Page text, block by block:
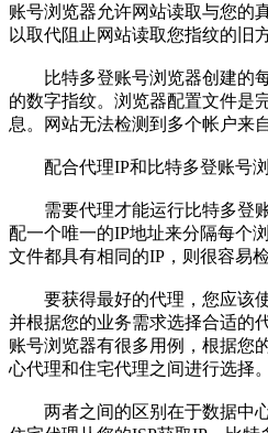
账号浏览器允许网站读取与您的
以取代阻止网站读取您指纹的旧
比特多登账号浏览器创建的每
的数字指纹。浏览器配置文件是
息。网站无法检测到多个帐户来
配合代理IP和比特多登账号浏
需要代理才能运行比特多登账
配一个唯一的IP地址来分隔每个
文件都具有相同的IP，则很容易
要获得最好的代理，您应该使
并根据您的业务需求选择合适的
账号浏览器有很多用例，根据您
心代理和住宅代理之间进行选择。
两者之间的区别在于数据中心